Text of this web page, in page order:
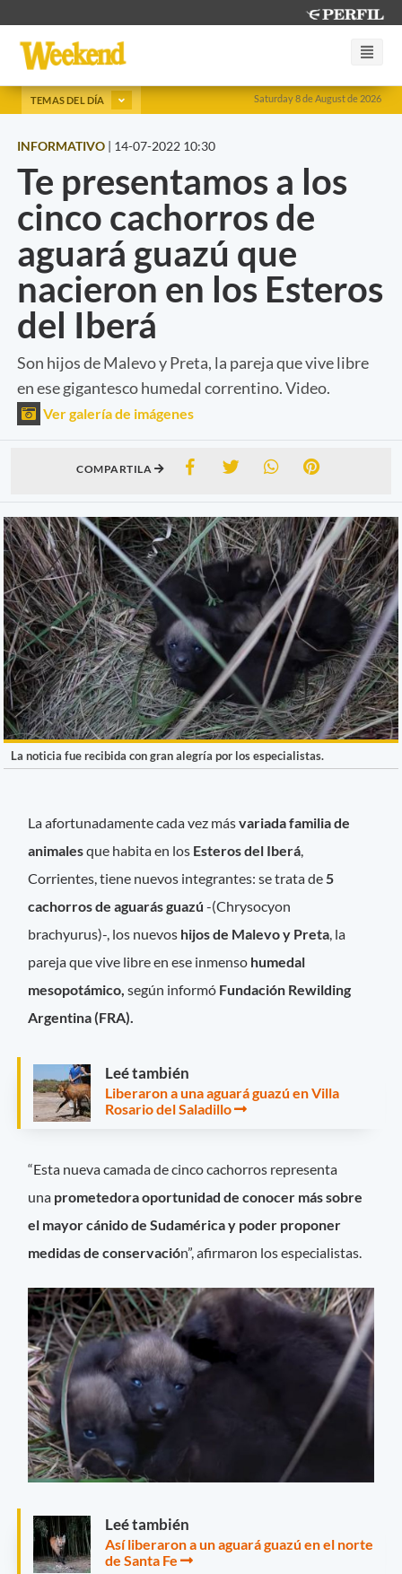
Saturday 8 de August de 2026
TEMAS DEL DÍA
INFORMATIVO | 14-07-2022 10:30
Te presentamos a los
cinco cachorros de
aguará guazú que
nacieron en los Esteros
del Iberá
Son hijos de Malevo y Preta, la pareja que vive libre
en ese gigantesco humedal correntino. Video.
Ver galería de imágenes
COMPARTILA
La noticia fue recibida con gran alegría por los especialistas.
La afortunadamente cada vez másvariadafamilia de
animalesque habita en los Esteros del Iberá
Corrientes, tiene nuevos integrantes: se trata de 5
cachorros de aguarás guazú -(Chrysocyon
brachyurus)-, los nuevos hijos de Malevo y Preta , la
pareja que vive libre en ese inmenso humedal
mesopotámico,según informó Fundación Rewilding
Argentina (FRA).
Leé también
Liberaron a una aguará guazú en Villa
Rosario del Saladillo
“Esta nueva camada de cinco cachorros representa
una prometedora oportunidad de conocer más sobre
el mayor cánido de Sudamérica y poder proponer
medidas de conservación”, afirmaron los especialistas.
Leé también
Así liberaron a un aguará guazú en el norte
de Santa Fe